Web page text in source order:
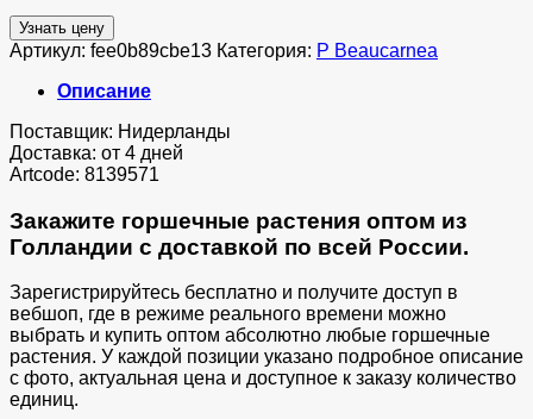
Узнать цену
Артикул: fee0b89cbe13 Категория: P Beaucarnea
Описание
Поставщик: Нидерланды
Доставка: от 4 дней
Artcode: 8139571
Закажите горшечные растения оптом из
Голландии с доставкой по всей России.
Зарегистрируйтесь бесплатно и получите доступ в
вебшоп, где в режиме реального времени можно
выбрать и купить оптом абсолютно любые горшечные
растения. У каждой позиции указано подробное описание
с фото, актуальная цена и доступное к заказу количество
единиц.